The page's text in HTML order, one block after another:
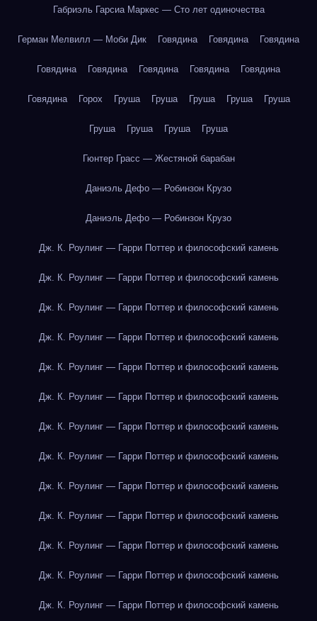
Габриэль Гарсиа Маркес — Сто лет одиночества
Герман Мелвилл — Моби Дик Говядина Говядина Говядина
Говядина Говядина Говядина Говядина Говядина
Говядина Горох Груша Груша Груша Груша Груша
Груша Груша Груша Груша
Гюнтер Грасс — Жестяной барабан
Даниэль Дефо — Робинзон Крузо
Даниэль Дефо — Робинзон Крузо
Дж. К. Роулинг — Гарри Поттер и философский камень
Дж. К. Роулинг — Гарри Поттер и философский камень
Дж. К. Роулинг — Гарри Поттер и философский камень
Дж. К. Роулинг — Гарри Поттер и философский камень
Дж. К. Роулинг — Гарри Поттер и философский камень
Дж. К. Роулинг — Гарри Поттер и философский камень
Дж. К. Роулинг — Гарри Поттер и философский камень
Дж. К. Роулинг — Гарри Поттер и философский камень
Дж. К. Роулинг — Гарри Поттер и философский камень
Дж. К. Роулинг — Гарри Поттер и философский камень
Дж. К. Роулинг — Гарри Поттер и философский камень
Дж. К. Роулинг — Гарри Поттер и философский камень
Дж. К. Роулинг — Гарри Поттер и философский камень